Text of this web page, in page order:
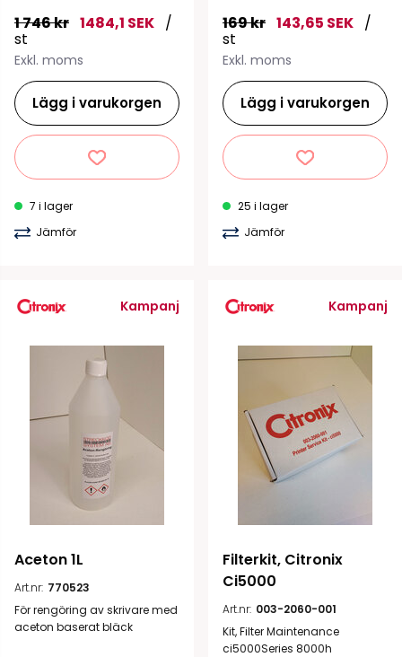
1 746 kr 1484,1 SEK /
st
Exkl. moms
Lägg i varukorgen
7 i lager
Jämför
169 kr 143,65 SEK /
st
Exkl. moms
Lägg i varukorgen
25 i lager
Jämför
Kampanj
Aceton 1L
Art.nr: 770523
För rengöring av skrivare med
aceton baserat bläck
Kampanj
Filterkit, Citronix
Ci5000
Art.nr: 003-2060-001
Kit, Filter Maintenance
ci5000Series 8000h